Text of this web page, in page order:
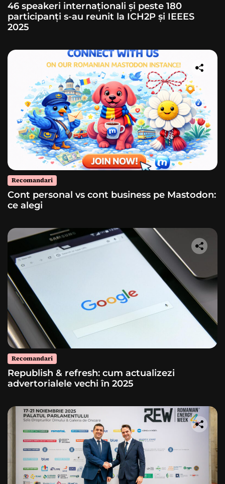
46 speakeri internaționali și peste 180
participanți s-au reunit la ICH2P și IEEES
2025
Recomandari
Cont personal vs cont business pe Mastodon:
ce alegi
Recomandari
Republish & refresh: cum actualizezi
advertorialele vechi în 2025